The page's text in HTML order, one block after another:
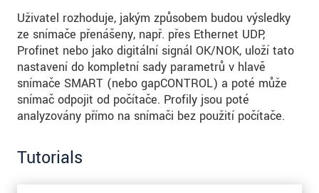
Uživatel rozhoduje, jakým způsobem budou výsledky
ze snímače přenášeny, např. přes Ethernet UDP,
Profinet nebo jako digitální signál OK/NOK, uloží tato
nastavení do kompletní sady parametrů v hlavě
snímače SMART (nebo gapCONTROL) a poté může
snímač odpojit od počítače. Profily jsou poté
analyzovány přímo na snímači bez použití počítače.
Tutorials